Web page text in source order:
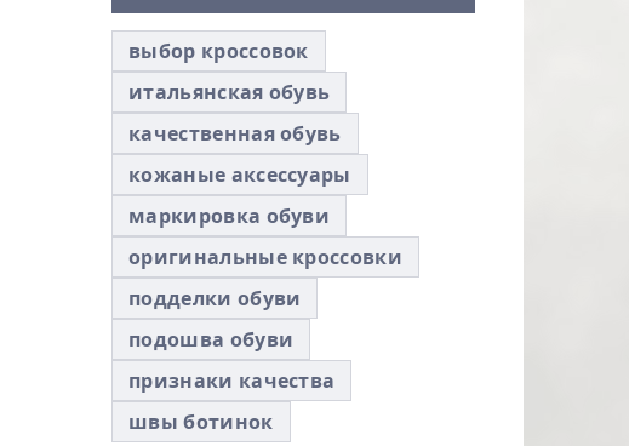
выбор кроссовок
итальянская обувь
качественная обувь
кожаные аксессуары
маркировка обуви
оригинальные кроссовки
подделки обуви
подошва обуви
признаки качества
швы ботинок